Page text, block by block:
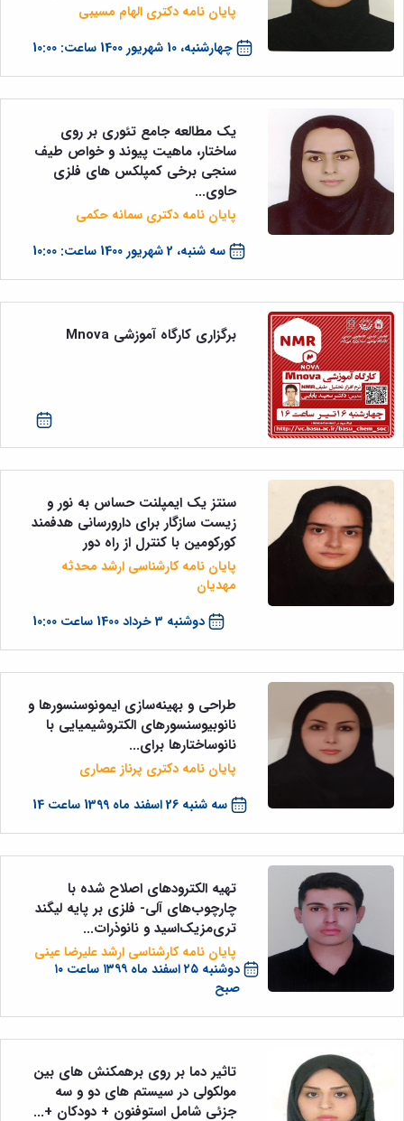
چهارشنبه، 10 شهریور 1400 ساعت: 10:00
پایان نامه دکتری الهام مسیبی
سه شنبه، 2 شهریور 1400 ساعت: 10:00
یک مطالعه جامع تئوری بر روی
ساختار، ماهیت پیوند و خواص طیف
سنجی برخی کمپلکس های فلزی
حاوی...
پایان نامه دکتری سمانه حکمی
برگزاری کارگاه آموزشی Mnova
دوشنبه 3 خرداد 1400 ساعت 10:00
سنتز یک ایمپلنت حساس به نور و
زیست سازگار برای دارورسانی هدفمند
کورکومین با کنترل از راه دور
پایان نامه کارشناسی ارشد محدثه
مهدیان
سه شنبه 26 اسفند ماه 1399 ساعت 14
طراحی و بهینه‌سازی ایمونوسنسورها و
نانوبیوسنسورهای الکتروشیمیایی با
نانوساختارها برای...
پایان نامه دکتری پرناز عصاری
دوشنبه ۲۵ اسفند ماه ۱۳۹۹ ساعت ۱۰
صبح
تهیه الکترودهای اصلاح شده با
چارچوب‌های آلی- فلزی بر پایه لیگند
تری‌مزیک‌اسید و نانو‌ذرات...
پایان نامه کارشناسی ارشد علیرضا عینی
تاثیر دما بر روی برهمکنش های بین
مولکولی در سیستم های دو و سه
جزئی شامل استوفنون + دودکان +...